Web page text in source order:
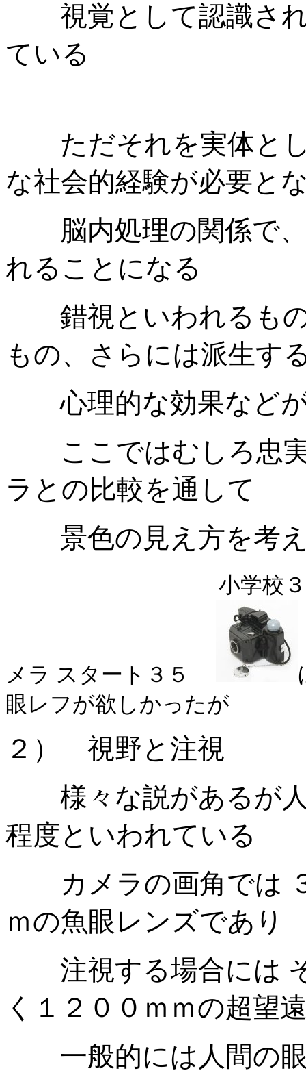
視覚として認識され
ている
ただそれを実体とし
な社会的経験が必要と
脳内処理の関係で、
れることになる
錯視といわれるもの
もの、さらには派生す
心理的な効果などが
ここではむしろ忠実
ラとの比較を通して
景色の見え方を考
小学校
メラ スタート３５
眼レフが欲しかったが
２） 視野と注視
様々な説があるが人
程度といわれている
カメラの画角では ３
ｍの魚眼レンズであり
注視する場合には
く１２００ｍｍの超望
一般的には人間の眼